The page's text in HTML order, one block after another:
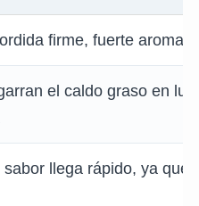
firme, fuerte aroma
el caldo graso en
sabor llega rápido, ya que